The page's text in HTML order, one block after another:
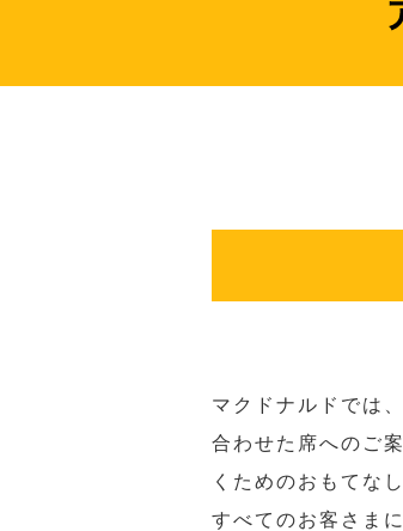
マクドナルドでは
合わせた席へのご
くためのおもてな
すべてのお客さま